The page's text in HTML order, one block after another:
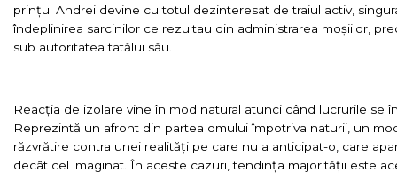
prințul Andrei devine cu totul dezinteresat de traiul activ,
îndeplinirea sarcinilor ce rezultau din administrarea moșiilor,
sub autoritatea tatălui său.
Reacția de izolare vine în mod natural atunci când lucrurile se
Reprezintă un afront din partea omului împotriva naturii, un
răzvrătire contra unei realități pe care nu a anticipat-o, care
decât cel imaginat. În aceste cazuri, tendința majorității este